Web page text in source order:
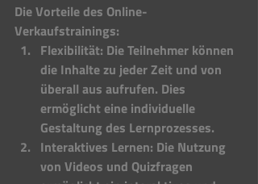
Die Vorteile des Online-
Verkaufstrainings:
Flexibilität: Die Teilnehmer können
die Inhalte zu jeder Zeit und von
überall aus aufrufen. Dies
ermöglicht eine individuelle
Gestaltung des Lernprozesses.
Interaktives Lernen: Die Nutzung
von Videos und Quizfragen